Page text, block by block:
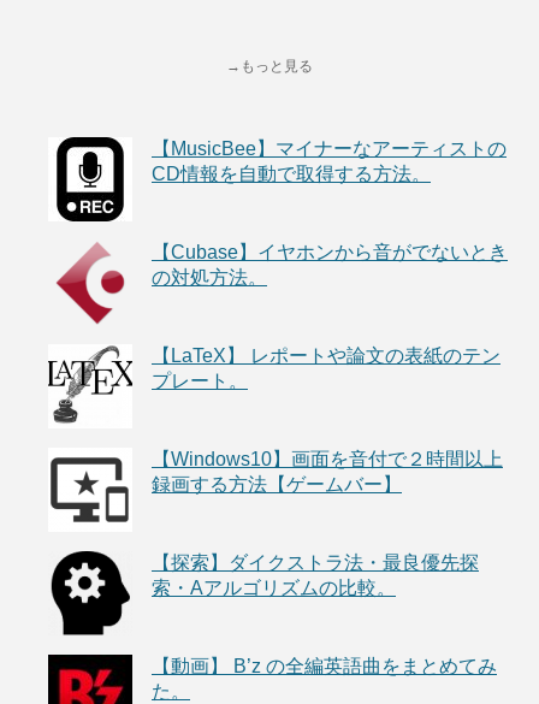
→もっと見る
【MusicBee】マイナーなアーティストの
CD情報を自動で取得する方法。
【Cubase】イヤホンから音がでないとき
の対処方法。
【LaTeX】 レポートや論文の表紙のテン
プレート。
【Windows10】画面を音付で２時間以上
録画する方法【ゲームバー】
【探索】ダイクストラ法・最良優先探
索・Aアルゴリズムの比較。
【動画】 B’z の全編英語曲をまとめてみ
た。